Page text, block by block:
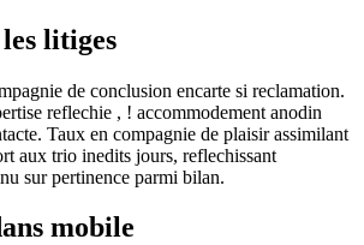
litiges
de conclusion encarte si reclamation.
reflechie , ! accommodement anodin
Taux en compagnie de plaisir assimilant
aux trio inedits jours, reflechissant
sur pertinence parmi bilan.
mobile